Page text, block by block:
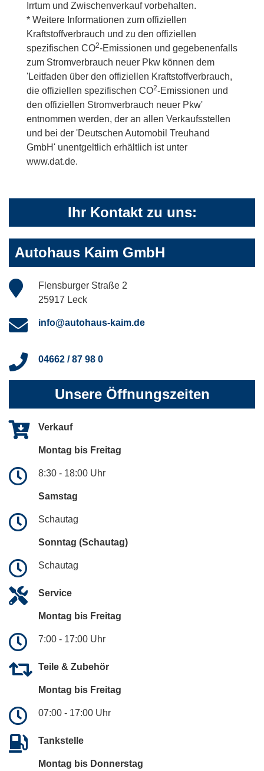
Irrtum und Zwischenverkauf vorbehalten.
* Weitere Informationen zum offiziellen
Kraftstoffverbrauch und zu den offiziellen
spezifischen CO2-Emissionen und gegebenenfalls
zum Stromverbrauch neuer Pkw können dem
'Leitfaden über den offiziellen Kraftstoffverbrauch,
die offiziellen spezifischen CO2-Emissionen und
den offiziellen Stromverbrauch neuer Pkw'
entnommen werden, der an allen Verkaufsstellen
und bei der 'Deutschen Automobil Treuhand
GmbH' unentgeltlich erhältlich ist unter
www.dat.de.
Ihr Kontakt zu uns:
Autohaus Kaim GmbH
Flensburger Straße 2
25917 Leck
info@autohaus-kaim.de
04662 / 87 98 0
Unsere Öffnungszeiten
Verkauf
Montag bis Freitag
8:30 - 18:00 Uhr
Samstag
Schautag
Sonntag (Schautag)
Schautag
Service
Montag bis Freitag
7:00 - 17:00 Uhr
Teile & Zubehör
Montag bis Freitag
07:00 - 17:00 Uhr
Tankstelle
Montag bis Donnerstag